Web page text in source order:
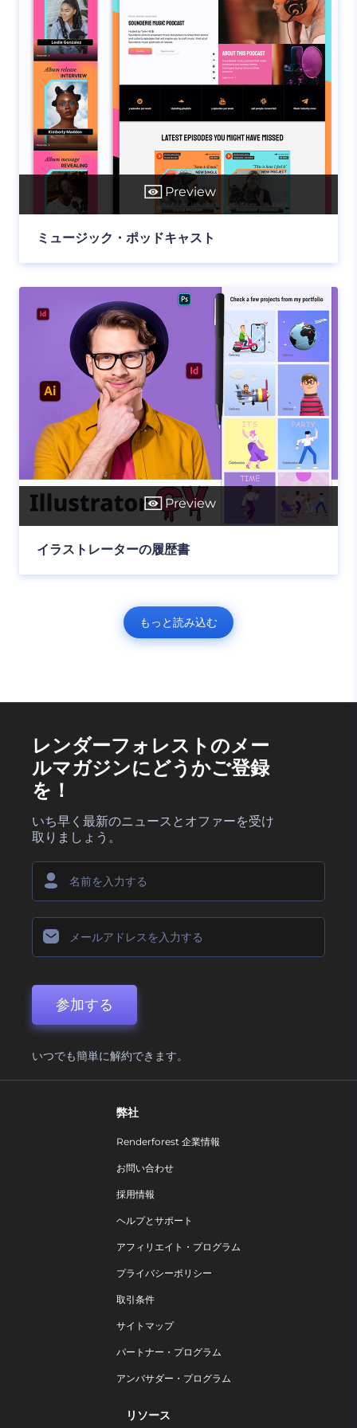
Preview
ミュージック・ポッドキャスト
Preview
イラストレーターの履歴書
もっと読み込む
レンダーフォレストのメー
ルマガジンにどうかご登録
を！
いち早く最新のニュースとオファーを受け
取りましょう。
参加する
いつでも簡単に解約できます。
弊社
Renderforest 企業情報
お問い合わせ
採用情報
ヘルプとサポート
アフィリエイト・プログラム
プライバシーポリシー
取引条件
サイトマップ
パートナー・プログラム
アンバサダー・プログラム
リソース